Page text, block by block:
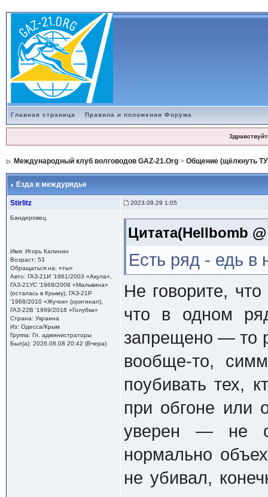
Главная страница Правила и положения Форума
Международный клуб волговодов GAZ-21.Org> Общение (щёлкнуть
Езда в междурядье
Stirlitz 2023.09.29 1:05
Бандеровец
Имя: Игорь Калинин
Возраст: 53
Обращаться на: «ты»
Авто: ГАЗ-21И '1961/2003 «Акула»,
ГАЗ-21УС '1968/2009 «Мальвина»
(осталась в Крыму), ГАЗ-21Р
'1968/2010 «Жучок» (оригинал),
ГАЗ-22В '1969/2018 «Голубка»
Страна: Украина
Из: Одесса/Крым
Группа: Гл. администраторы
Был(а): 2026.08.08 20:42 (Вчера)
Цитата(Hellbomb
Есть ряд - едь в
Не говорите,
что в одном
запрещено — то
вообще-то,
поубивать тех,
при обгоне или
уверен — не
нормально
не убивал,